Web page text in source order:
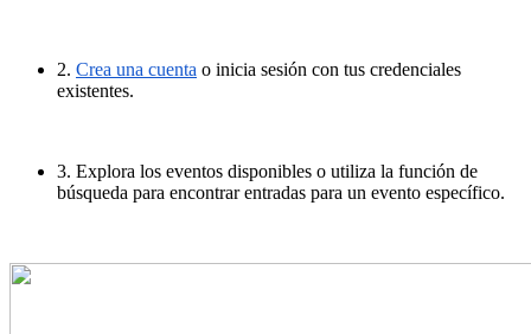
2. Crea una cuenta o inicia sesión con tus credenciales
existentes.
3. Explora los eventos disponibles o utiliza la función de
búsqueda para encontrar entradas para un evento específico.